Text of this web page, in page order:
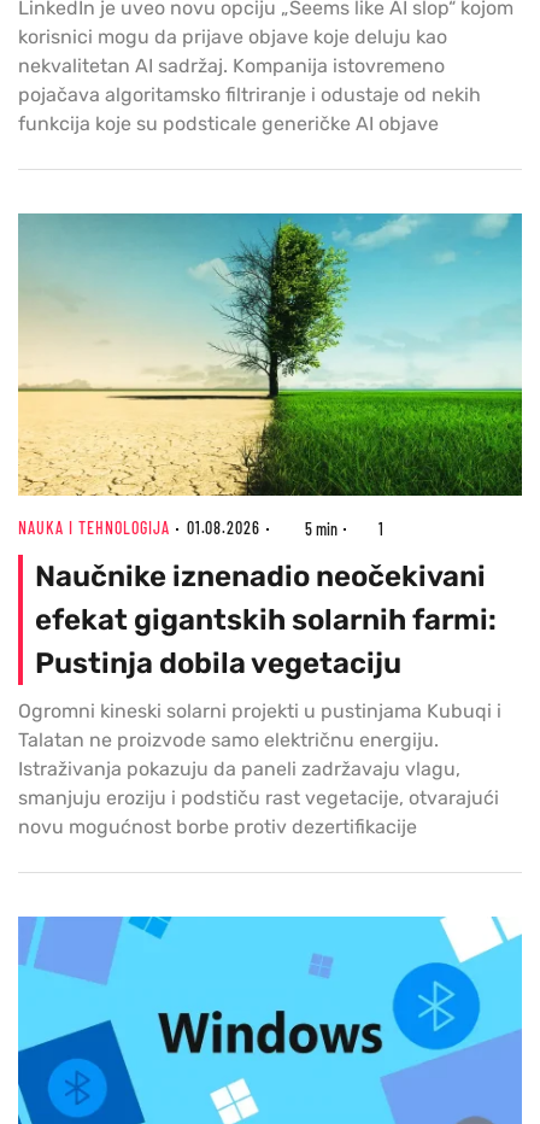
LinkedIn je uveo novu opciju „Seems like AI slop“ kojom
korisnici mogu da prijave objave koje deluju kao
nekvalitetan AI sadržaj. Kompanija istovremeno
pojačava algoritamsko filtriranje i odustaje od nekih
funkcija koje su podsticale generičke AI objave
NAUKA I TEHNOLOGIJA 01.08.2026 5 min 1
Naučnike iznenadio neočekivani
efekat gigantskih solarnih farmi:
Pustinja dobila vegetaciju
Ogromni kineski solarni projekti u pustinjama Kubuqi i
Talatan ne proizvode samo električnu energiju.
Istraživanja pokazuju da paneli zadržavaju vlagu,
smanjuju eroziju i podstiču rast vegetacije, otvarajući
novu mogućnost borbe protiv dezertifikacije